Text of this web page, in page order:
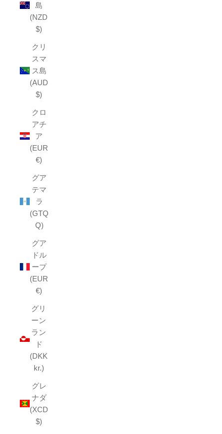
島
(NZD
$)
クリ
スマ
ス島
(AUD
$)
クロ
アチ
ア
(EUR
€)
グア
テマ
ラ
(GTQ
Q)
グア
ドル
ープ
(EUR
€)
グリ
ーン
ラン
ド
(DKK
kr.)
グレ
ナダ
(XCD
$)